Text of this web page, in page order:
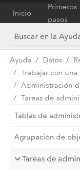
Inicio
Primeros
pasos
Ayuda Datos
Trabajar con
Administración
Tareas de
Tablas de
Agrupación de
Tareas de